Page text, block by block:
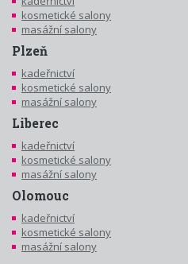
kosmetické salony
masážní salony
Plzeň
kadeřnictví
kosmetické salony
masážní salony
Liberec
kadeřnictví
kosmetické salony
masážní salony
Olomouc
kadeřnictví
kosmetické salony
masážní salony